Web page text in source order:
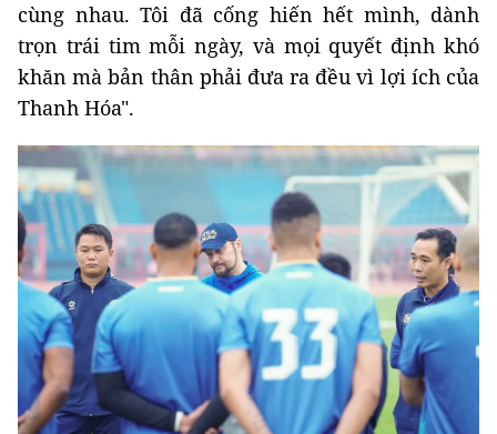
cùng nhau. Tôi đã cống hiến hết mình, dành
trọn trái tim mỗi ngày, và mọi quyết định khó
khăn mà bản thân phải đưa ra đều vì lợi ích của
Thanh Hóa".